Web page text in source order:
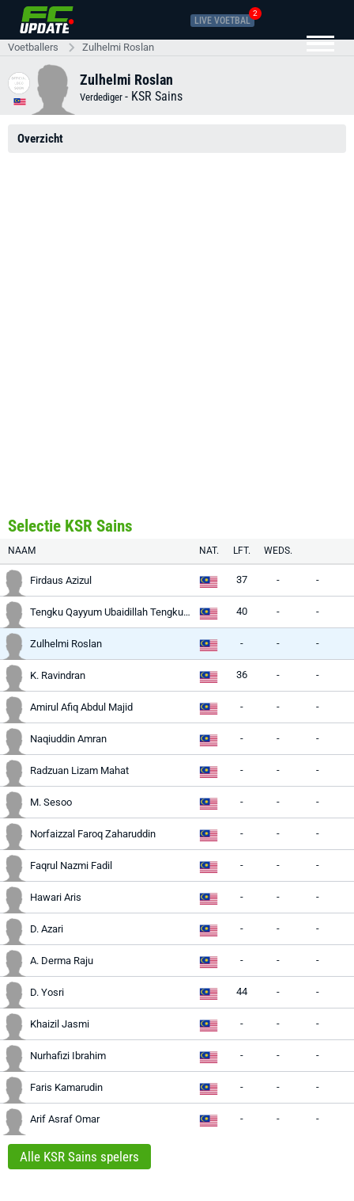
LIVE VOETBAL
2
Voetballers Zulhelmi Roslan
Zulhelmi Roslan
Verdediger - KSR Sains
Overzicht
Selectie KSR Sains
NAAM NAT. LFT. WEDS.
Firdaus Azizul 37 - -
Tengku Qayyum Ubaidillah Tengku Ahmad 40 - -
Zulhelmi Roslan - - -
K. Ravindran 36 - -
Amirul Afiq Abdul Majid - - -
Naqiuddin Amran - - -
Radzuan Lizam Mahat - - -
M. Sesoo - - -
Norfaizzal Faroq Zaharuddin - - -
Faqrul Nazmi Fadil - - -
Hawari Aris - - -
D. Azari - - -
A. Derma Raju - - -
D. Yosri 44 - -
Khaizil Jasmi - - -
Nurhafizi Ibrahim - - -
Faris Kamarudin - - -
Arif Asraf Omar - - -
Alle KSR Sains spelers